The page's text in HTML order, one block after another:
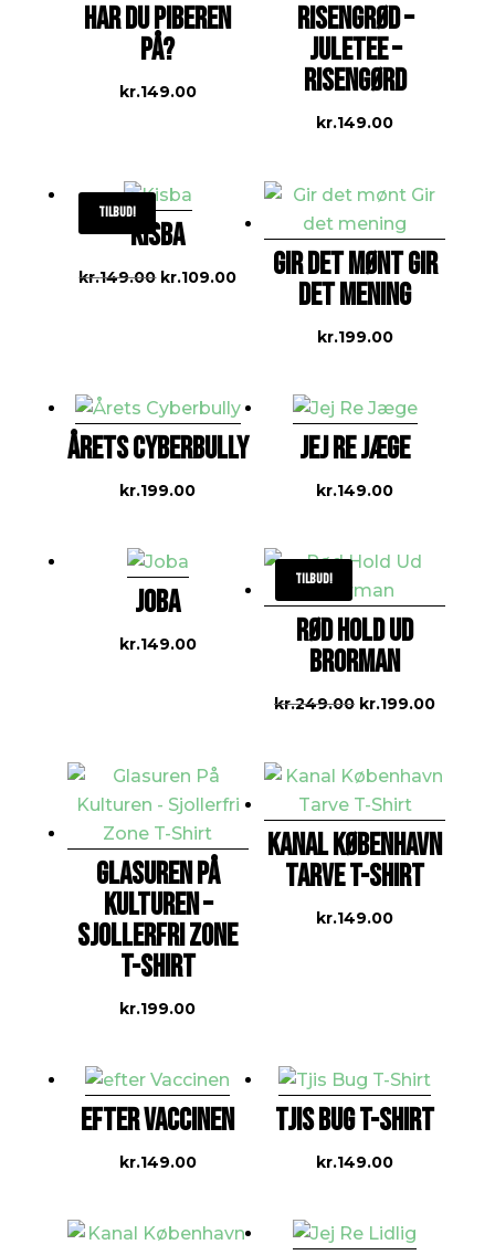
HAR DU PIBEREN
PÅ?
kr.149.00
RISENGRØD –
JULETEE –
RISENGØRD
kr.149.00
Tilbud!
KISBA
kr.149.00 Den
kr.109.00Den
aktuelle
kr.109.00.
GIR DET MØNT GIR
DET MENING
kr.199.00
ÅRETS CYBERBULLY
kr.199.00
JEJ RE JÆGE
kr.149.00
JOBA
kr.149.00
Tilbud!
RØD HOLD UD
BRORMAN
kr.249.00 Den
kr.249.00.
kr.199.00Den
GLASUREN PÅ
KULTUREN –
SJOLLERFRI ZONE
T-SHIRT
kr.199.00
KANAL KØBENHAVN
TARVE T-SHIRT
kr.149.00
EFTER VACCINEN
kr.149.00
TJIS BUG T-SHIRT
kr.149.00